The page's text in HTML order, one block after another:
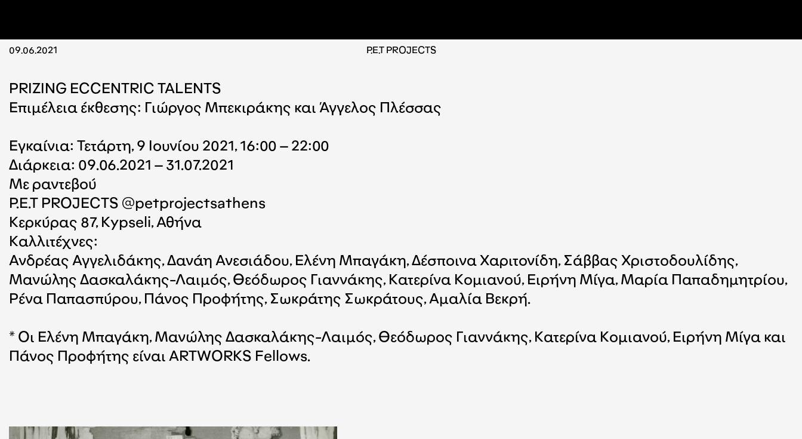
09.06.2021 P.E.T PROJECTS
PRIZING ECCENTRIC TALENTS
Επιμέλεια έκθεσης: Γιώργος Μπεκιράκης και Άγγελος Πλέσσας
Εγκαίνια: Τετάρτη, 9 Ιουνίου 2021, 16:00 – 22:00
Διάρκεια: 09.06.2021 – 31.07.2021
Με ραντεβού
P.E.T PROJECTS @petprojectsathens
Κερκύρας 87, Kypseli, Αθήνα
Καλλιτέχνες:
Ανδρέας Αγγελιδάκης, Δανάη Ανεσιάδου, Ελένη Μπαγάκη, Δέσποινα Χαριτονίδη, Σάββας Χριστοδουλίδης,
Μανώλης Δασκαλάκης-Λαιμός, Θεόδωρος Γιαννάκης, Κατερίνα Κομιανού, Ειρήνη Μίγα, Μαρία Παπαδημητρίου,
Ρένα Παπασπύρου, Πάνος Προφήτης, Σωκράτης Σωκράτους, Αμαλία Βεκρή.
* Οι Ελένη Μπαγάκη, Μανώλης Δασκαλάκης-Λαιμός, Θεόδωρος Γιαννάκης, Κατερίνα Κομιανού, Ειρήνη Μίγα και
Πάνος Προφήτης είναι ARTWORKS Fellows.